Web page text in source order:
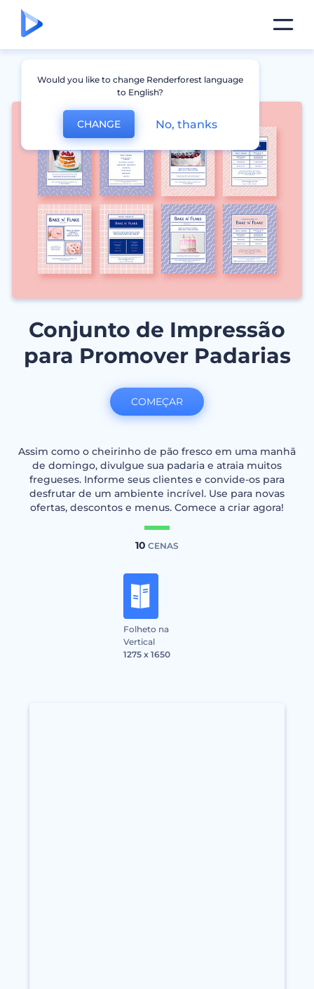
Conjunto de Impressão
para Promover Padarias
Assim como o cheirinho de pão fresco em uma manhã
de domingo, divulgue sua padaria e atraia muitos
fregueses. Informe seus clientes e convide-os para
desfrutar de um ambiente incrível. Use para novas
ofertas, descontos e menus. Comece a criar agora!
10 CENAS
Folheto na
Vertical
1275 x 1650
COMEÇAR
Would you like to change Renderforest language
to English?
CHANGE No, thanks